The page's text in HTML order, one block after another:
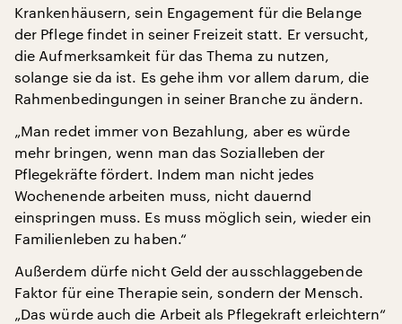
Krankenhäusern, sein Engagement für die Belange
der Pflege findet in seiner Freizeit statt. Er versucht,
die Aufmerksamkeit für das Thema zu nutzen,
solange sie da ist. Es gehe ihm vor allem darum, die
Rahmenbedingungen in seiner Branche zu ändern.
„Man redet immer von Bezahlung, aber es würde
mehr bringen, wenn man das Sozialleben der
Pflegekräfte fördert. Indem man nicht jedes
Wochenende arbeiten muss, nicht dauernd
einspringen muss. Es muss möglich sein, wieder ein
Familienleben zu haben.“
Außerdem dürfe nicht Geld der ausschlaggebende
Faktor für eine Therapie sein, sondern der Mensch.
„Das würde auch die Arbeit als Pflegekraft erleichtern“